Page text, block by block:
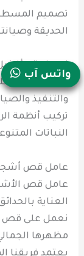
تصميم
الحديقة
نحن نعتبر
بفضل قدرتنا
والتنفيذ
تركيب أنظمة
النباتات
عامل قص
عامل قص
العناية
نعمل على قص
مظهرها
يعتمد فريقنا
واتس آب